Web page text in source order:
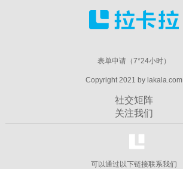
表单申请（7*24小时）
Copyright 2021 by lakala.com
社交矩阵
关注我们
可以通过以下链接联系我们